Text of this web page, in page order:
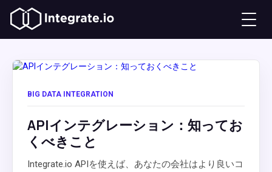
BIG DATA INTEGRATION
APIインテグレーション：知ってお
くべきこと
Integrate.io APIを使えば、あなたの会社はより良いコ